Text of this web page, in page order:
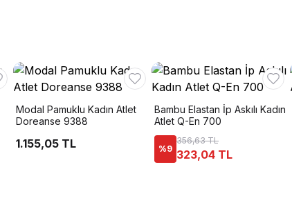
Modal Pamuklu Kadın Atlet
Doreanse 9388
1.155,05 TL
Bambu Elastan İp Askılı Kadın
Atlet Q-En 700
%9
356,63 TL
323,04 TL